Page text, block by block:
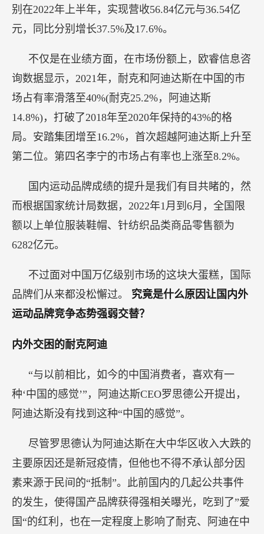
别在2022年上半年，实现营收56.84亿元与36.54亿
元，同比分别增长37.5%及17.6%。
不仅是在业绩方面，在市场份额上，欧睿信息咨
询数据显示，2021年，耐克和阿迪达斯在中国的市
场占有率滑落至40%(耐克25.2%，阿迪达斯
14.8%)，打破了2018年至2020年保持的43%的格
局。安踏集团增至16.2%，首次超越阿迪达斯上升至
第二位。第四名李宁的市场占有率也上涨至8.2%。
国内运动品牌成绩的提升是我们有目共睹的，然
而根据国家统计局数据，2022年1月到6月，全国限
额以上单位服装鞋帽、针纺织品类商品零售额为
6282亿元。
不过面对中国万亿级别市场的这块大蛋糕，国际
品牌们从来都没松懈过。 究竟是什么原因让国内外
运动品牌竞争态势强弱交替？
内外交困的耐克阿迪
“与以前相比，如今的中国消费者，喜欢有一
种‘中国的感觉’”，阿迪达斯CEO罗思德公开提出，
阿迪达斯没有找到这种“中国的感觉”。
尽管罗思德认为阿迪达斯在大中华区收入大跌的
主要原因还是新冠疫情，但他也不得不承认部分因
素来源于民间的“抵制”。此前国内的几起公共事件
的发生，使得国产品牌获得强相关曝光，吃到了”爱
国“的红利，也在一定程度上影响了耐克、阿迪在中